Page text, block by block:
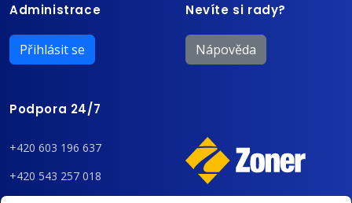
Administrace
Přihlásit se
Nevíte si rady?
Nápověda
Podpora 24/7
+420 603 196 637
+420 543 257 018